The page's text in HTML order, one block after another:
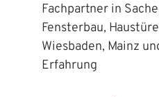
Fachpartner in
Fensterbau,
Wiesbaden, Mainz
Erfahrung